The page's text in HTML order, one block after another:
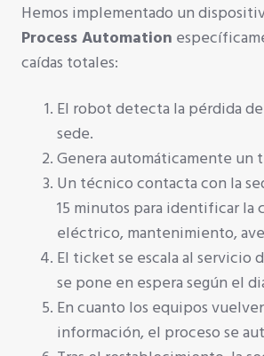
Hemos implementado un
Process Automation
caídas totales:
El robot detecta la pérdida
sede.
Genera automáticamente
Un técnico contacta con la
15 minutos para identificar la
eléctrico, mantenimiento,
El ticket se escala al servicio
se pone en espera según el
En cuanto los equipos
información, el proceso se